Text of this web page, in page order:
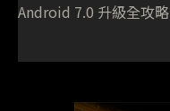
Android 7.0 升級全攻略